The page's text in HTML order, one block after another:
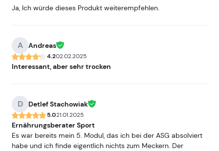
Ja, Ich würde dieses Produkt weiterempfehlen.
A Andreas
4.202.02.2025
Interessant, aber sehr trocken
D Detlef Stachowiak
5.021.01.2025
Ernährungsberater Sport
Es war bereits mein 5. Modul, das ich bei der ASG absolviert
habe und ich finde eigentlich nichts zum Meckern. Der